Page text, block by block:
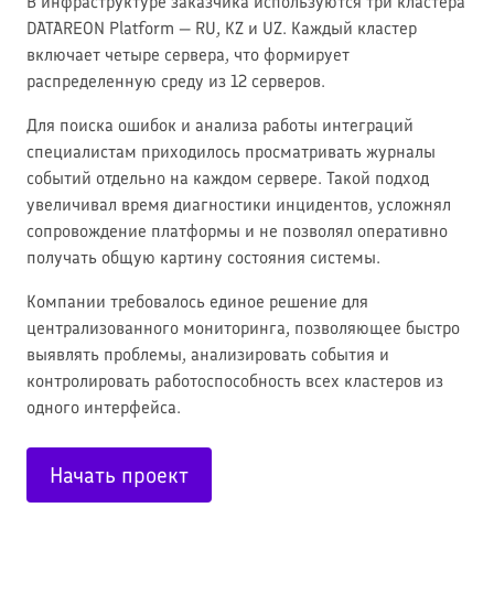
DATAREON Platform — RU, KZ и UZ. Каждый кластер
включает четыре сервера, что формирует
распределенную среду из 12 серверов.
Для поиска ошибок и анализа работы интеграций
специалистам приходилось просматривать журналы
событий отдельно на каждом сервере. Такой подход
увеличивал время диагностики инцидентов, усложнял
сопровождение платформы и не позволял оперативно
получать общую картину состояния системы.
Компании требовалось единое решение для
централизованного мониторинга, позволяющее быстро
выявлять проблемы, анализировать события и
контролировать работоспособность всех кластеров из
одного интерфейса.
Начать проект